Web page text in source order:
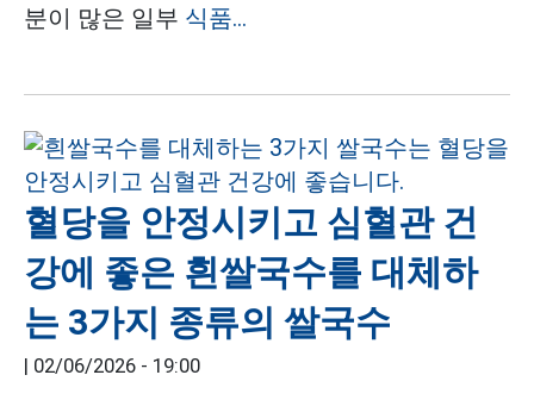
분이 많은 일부 식품...
혈당을 안정시키고 심혈관 건
강에 좋은 흰쌀국수를 대체하
는 3가지 종류의 쌀국수
| 02/06/2026 - 19:00